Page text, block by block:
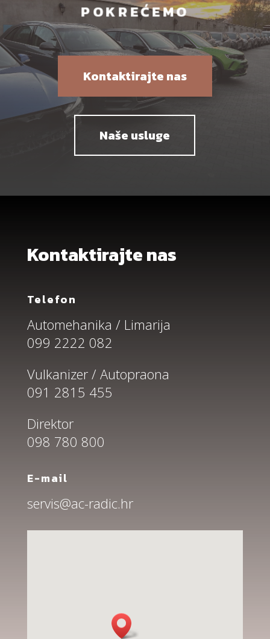
POKREĆEMO
Kontaktirajte nas
Naše usluge
Kontaktirajte nas
Telefon
Automehanika / Limarija
099 2222 082
Vulkanizer / Autopraona
091 2815 455
Direktor
098 780 800
E-mail
servis@ac-radic.hr